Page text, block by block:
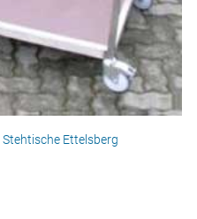
Ettelsberg